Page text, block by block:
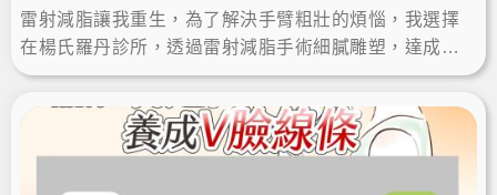
雷射減脂讓我重生，為了解決手臂粗壯的煩惱，我選擇
在楊氏羅丹診所，透過雷射減脂手術細膩雕塑，達成瘦
手臂夢想。術後效果自然，體態視覺更顯瘦，變身直角
肩找回自信美。